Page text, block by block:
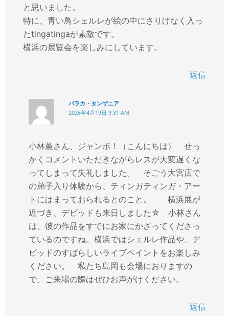
と思いました。
特に、青い鳥シェルレが絵の中にさりげなく入っ
たtingatingaが素敵です。
横浜の展覧会を楽しみにしています。
返信
バラカ・タンザニア
2026年4月19日 9:31 AM
小林薫さん、ジャンボ！（こんにちは） せっ
かくコメントいただきながらレスが大変遅くな
ってしまって失礼しました。 そごう大宮店で
の弟子入り体験から、ティンガティンガ・アー
トにはまっておられるとのこと。 横浜展が
近づき、デビッドも来日しました☆ 小林さん
は、彼の作品をすでにお家にかざってくださっ
ているのですね。横浜ではシェルレ作品や、デ
ビッドのすばらしいライブペイントをお楽しみ
ください。 私たち島岡も会場におりますの
で、ご来場の際はぜひお声がけください。
返信